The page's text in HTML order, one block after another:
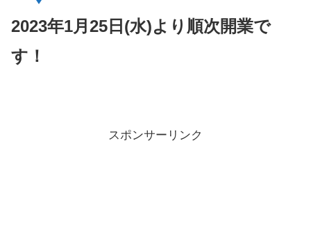
2023年1月25日(水)より順次開業で
す！
スポンサーリンク